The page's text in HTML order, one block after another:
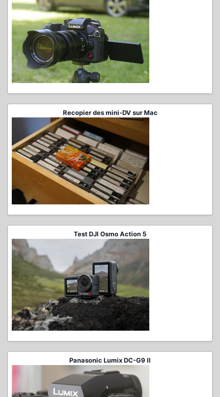
Recopier des mini-DV sur Mac
Test DJI Osmo Action 5
Panasonic Lumix DC-G9 II